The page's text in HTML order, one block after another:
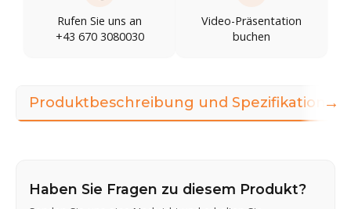
Rufen Sie uns an
+43 670 3080030
Video-Präsentation
buchen
Produktbeschreibung und Spezifikationen
Haben Sie Fragen zu diesem Produkt?
→